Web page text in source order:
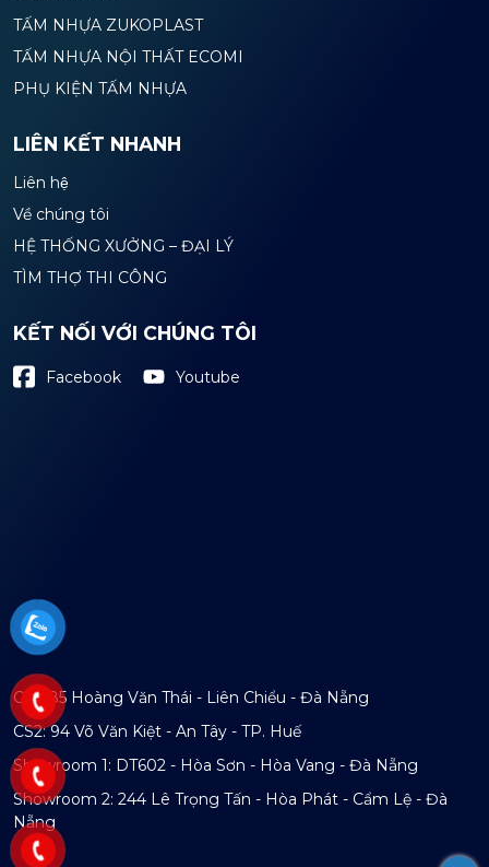
TẤM NHỰA ZUKOPLAST
TẤM NHỰA NỘI THẤT ECOMI
PHỤ KIỆN TẤM NHỰA
LIÊN KẾT NHANH
Liên hệ
Về chúng tôi
HỆ THỐNG XƯỞNG – ĐẠI LÝ
TÌM THỢ THI CÔNG
KẾT NỐI VỚI CHÚNG TÔI
Facebook Youtube
CS1: 85 Hoàng Văn Thái - Liên Chiểu - Đà Nẵng
CS2: 94 Võ Văn Kiệt - An Tây - TP. Huế
Showroom 1: DT602 - Hòa Sơn - Hòa Vang - Đà Nẵng
Showroom 2: 244 Lê Trọng Tấn - Hòa Phát - Cẩm Lệ - Đà
Nẵng